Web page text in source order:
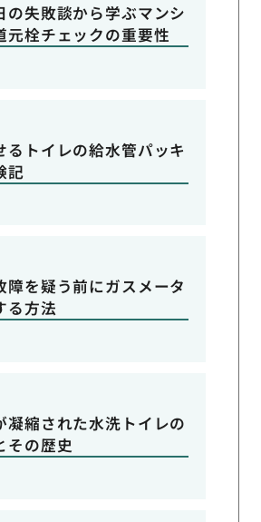
の失敗談から学ぶマンシ
元栓チェックの重要性
るトイレの給水管パッキ
記
障を疑う前にガスメータ
る方法
凝縮された水洗トイレの
その歴史